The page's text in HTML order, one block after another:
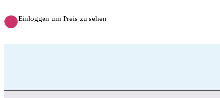
Einloggen um Preis zu sehen